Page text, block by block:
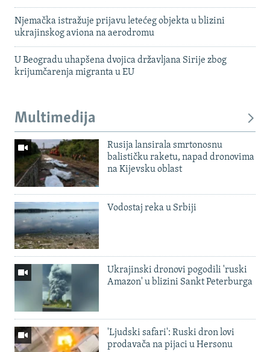
Njemačka istražuje prijavu letećeg objekta u blizini
ukrajinskog aviona na aerodromu
U Beogradu uhapšena dvojica državljana Sirije zbog
krijumčarenja migranta u EU
Multimedija
Rusija lansirala smrtonosnu
balističku raketu, napad dronovima
na Kijevsku oblast
Vodostaj reka u Srbiji
Ukrajinski dronovi pogodili 'ruski
Amazon' u blizini Sankt Peterburga
'Ljudski safari': Ruski dron lovi
prodavača na pijaci u Hersonu